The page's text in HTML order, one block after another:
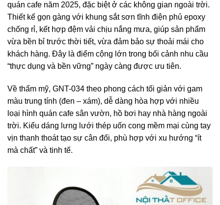
quán cafe năm 2025, đặc biệt ở các không gian ngoài trời.
Thiết kế gọn gàng với khung sắt sơn tĩnh điện phủ epoxy
chống rỉ, kết hợp đệm vải chịu nắng mưa, giúp sản phẩm
vừa bền bỉ trước thời tiết, vừa đảm bảo sự thoải mái cho
khách hàng. Đây là điểm cộng lớn trong bối cảnh nhu cầu
“thực dụng và bền vững” ngày càng được ưu tiên.
Về thẩm mỹ, GNT-034 theo phong cách tối giản với gam
màu trung tính (đen – xám), dễ dàng hòa hợp với nhiều
loại hình quán cafe sân vườn, hồ bơi hay nhà hàng ngoài
trời. Kiểu dáng lưng lưới thép uốn cong mềm mại cùng tay
vịn thanh thoát tạo sự cân đối, phù hợp với xu hướng “ít
mà chất” và tinh tế.